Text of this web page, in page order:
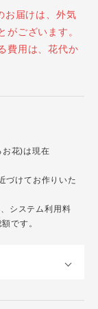
お届けは、外気
がございます。
費用は、花代か
花)は現在
づけてお作りいた
システム利用料
です。